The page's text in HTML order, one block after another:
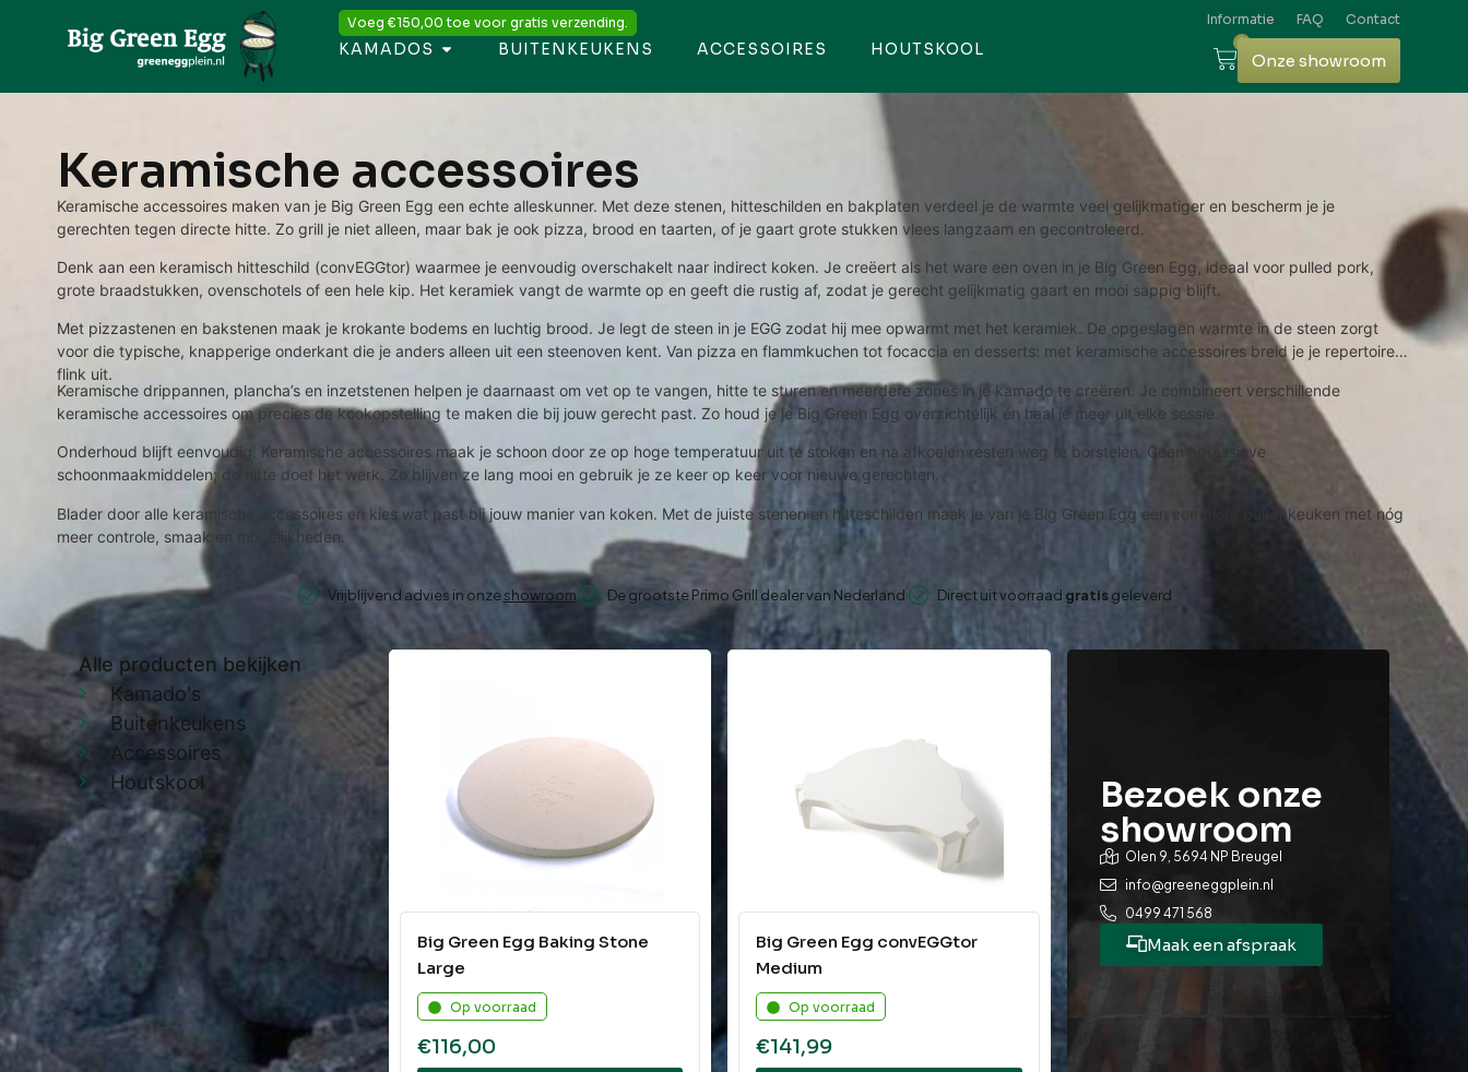
Voeg€150,00 toe voor gratis verzending. Informatie FAQ Contact
KAMADOS BUITENKEUKENS ACCESSOIRES HOUTSKOOL 0
Onze showroom
Keramische accessoires
Keramische accessoires maken van je Big Green Egg een echte alleskunner. Met deze stenen, hitteschilden en bakplaten verdeel je de warmte veel gelijkmatiger en bescherm je je
gerechten tegen directe hitte. Zo grill je niet alleen, maar bak je ook pizza, brood en taarten, of je gaart grote stukken vlees langzaam en gecontroleerd.
Denk aan een keramisch hitteschild (convEGGtor) waarmee je eenvoudig overschakelt naar indirect koken. Je creëert als het ware een oven in je Big Green Egg, ideaal voor pulled pork,
grote braadstukken, ovenschotels of een hele kip. Het keramiek vangt de warmte op en geeft die rustig af, zodat je gerecht gelijkmatig gaart en mooi sappig blijft.
Met pizzastenen en bakstenen maak je krokante bodems en luchtig brood. Je legt de steen in je EGG zodat hij mee opwarmt met het keramiek. De opgeslagen warmte in de steen zorgt
voor die typische, knapperige onderkant die je anders alleen uit een steenoven kent. Van pizza en flammkuchen tot focaccia en desserts: met keramische accessoires breid je je repertoire
flink uit.
Keramische drippannen, plancha’s en inzetstenen helpen je daarnaast om vet op te vangen, hitte te sturen en meerdere zones in je kamado te creëren. Je combineert verschillende
keramische accessoires om precies de kookopstelling te maken die bij jouw gerecht past. Zo houd je je Big Green Egg overzichtelijk én haal je meer uit elke sessie.
Onderhoud blijft eenvoudig. Keramische accessoires maak je schoon door ze op hoge temperatuur uit te stoken en na afkoelen resten weg te borstelen. Geen agressieve
schoonmaakmiddelen; de hitte doet het werk. Zo blijven ze lang mooi en gebruik je ze keer op keer voor nieuwe gerechten.
Blader door alle keramische accessoires en kies wat past bij jouw manier van koken. Met de juiste stenen en hitteschilden maak je van je Big Green Egg een complete buitenkeuken met nóg
meer controle, smaak en mogelijkheden.
Vrijblijvend advies in onzeshowroom De grootste Primo Grill dealer van Nederland Direct uit voorraad gratisgeleverd
Alle producten bekijken
Kamado's
Buitenkeukens
Accessoires
Houtskool
Big Green Egg Baking Stone
Large
Op voorraad
€116,00
Big Green Egg convEGGtor
Medium
Op voorraad
€141,99
Bezoek onze
showroom
Olen 9, 5694 NP Breugel
info@greeneggplein.nl
0499 471 568
Maak een afspraak